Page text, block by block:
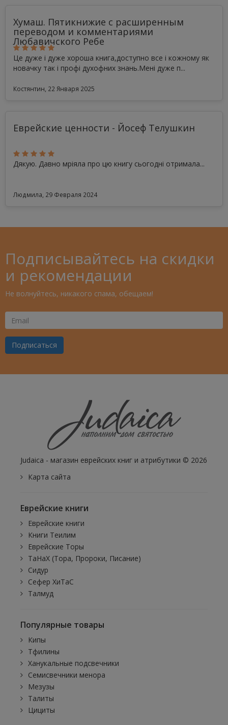
Хумаш. Пятикнижие с расширенным
переводом и комментариями
Любавичского Ребе
Це дуже і дуже хороша книга,доступно все і кожному як
новачку так і профі духофних знань.Мені дуже п...
Костянтин, 22 Января 2025
Еврейские ценности - Йосеф Телушкин
Дякую. Давно мріяла про цю книгу сьогодні отримала...
Людмила, 29 Февраля 2024
Подписывайтесь на скидки
и рекомендации
Не волнуйтесь, никакого спама, обещаем!
Ваш
Email
Подписаться
Judaica - магазин еврейских книг и атрибутики © 2026
Карта сайта
Еврейские книги
Еврейские книги
Книги Теилим
Еврейские Торы
ТаНаХ (Тора, Пророки, Писание)
Сидур
Сефер ХиТаС
Талмуд
Популярные товары
Кипы
Тфилины
Ханукальные подсвечники
Семисвечники менора
Мезузы
Талиты
Цициты